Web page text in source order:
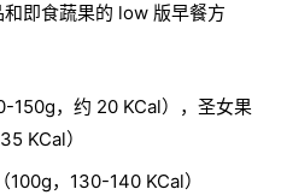
即食蔬果的 low 版早餐方
150g，约 20 KCal），圣女果
KCal）
100g，130-140 KCal）